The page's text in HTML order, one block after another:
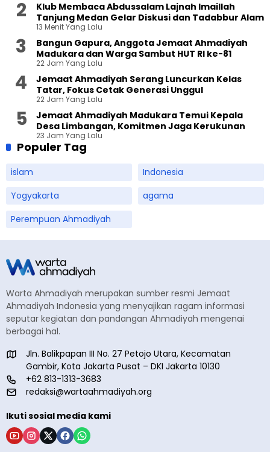
Klub Membaca Abdussalam Lajnah Imaillah
Tanjung Medan Gelar Diskusi dan Tadabbur Alam
13 Menit Yang Lalu
Bangun Gapura, Anggota Jemaat Ahmadiyah
Madukara dan Warga Sambut HUT RI ke-81
22 Jam Yang Lalu
Jemaat Ahmadiyah Serang Luncurkan Kelas
Tatar, Fokus Cetak Generasi Unggul
22 Jam Yang Lalu
Jemaat Ahmadiyah Madukara Temui Kepala
Desa Limbangan, Komitmen Jaga Kerukunan
23 Jam Yang Lalu
Populer Tag
islam
Indonesia
Yogyakarta
agama
Perempuan Ahmadiyah
Warta Ahmadiyah merupakan sumber resmi Jemaat
Ahmadiyah Indonesia yang menyajikan ragam informasi
seputar kegiatan dan pandangan Ahmadiyah mengenai
berbagai hal.
Jln. Balikpapan III No. 27 Petojo Utara, Kecamatan
Gambir, Kota Jakarta Pusat – DKI Jakarta 10130
+62 813-1313-3683
redaksi@wartaahmadiyah.org
Ikuti sosial media kami